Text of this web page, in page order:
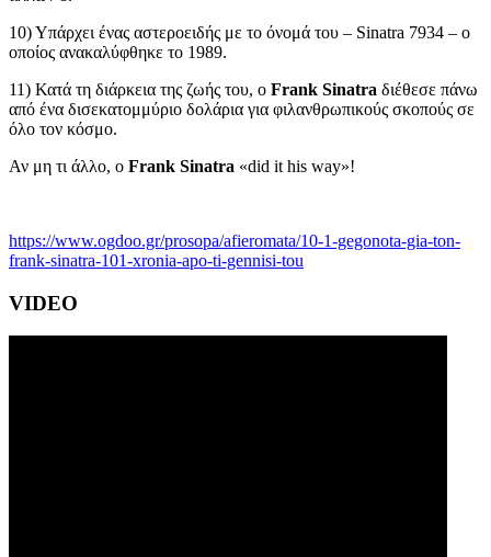
10) Υπάρχει ένας αστεροειδής με το όνομά του – Sinatra 7934 – ο
οποίος ανακαλύφθηκε το 1989.
11) Κατά τη διάρκεια της ζωής του, ο Frank Sinatra διέθεσε πάνω
από ένα δισεκατομμύριο δολάρια για φιλανθρωπικούς σκοπούς σε
όλο τον κόσμο.
Αν μη τι άλλο, ο Frank Sinatra «did it his way»!
https://www.ogdoo.gr/prosopa/afieromata/10-1-gegonota-gia-ton-
frank-sinatra-101-xronia-apo-ti-gennisi-tou
VIDEO